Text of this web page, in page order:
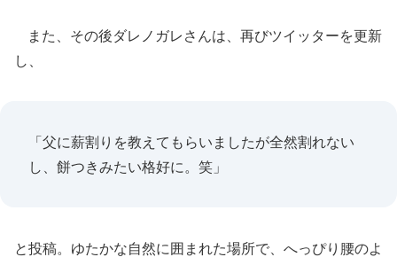
また、その後ダレノガレさんは、再びツイッターを更新
し、
「父に薪割りを教えてもらいましたが全然割れない
し、餅つきみたい格好に。笑」
と投稿。ゆたかな自然に囲まれた場所で、へっぴり腰のよ